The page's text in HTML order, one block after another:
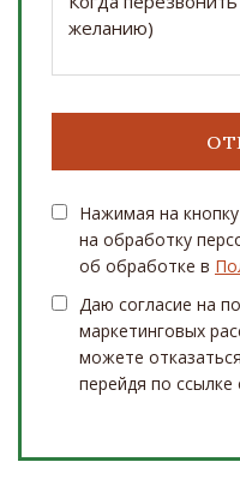
Нажимая на
на обработку
об обработке в
Даю согласие на
маркетинговых
можете
перейдя по ссылке